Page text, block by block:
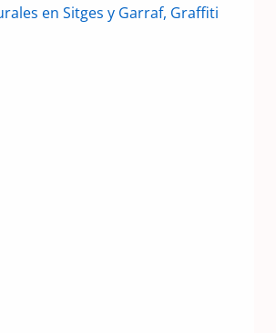
en Sitges y Garraf, Graffiti